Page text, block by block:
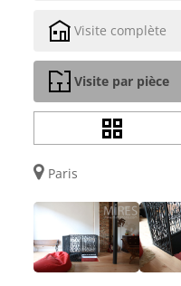
Visite complète
Visite par pièce
Paris